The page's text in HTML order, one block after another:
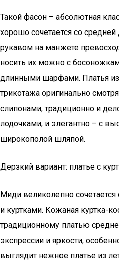
Такой фасон – абсолютная
хорошо сочетается со
рукавом на манжете
носить их можно с
длинными шарфами. Платья
трикотажа оригинально
слипонами, традиционно и
лодочками, и элегантно – с
широкополой шляпой.
Дерзкий вариант: платье с
Миди великолепно
и куртками. Кожаная куртка-
традиционному платью
экспрессии и яркости,
выглядит нежное платье из